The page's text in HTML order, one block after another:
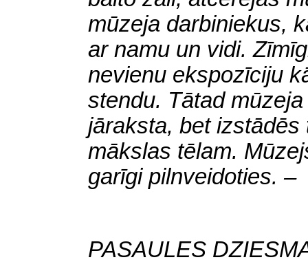
mūzeja darbiniekus,
ar namu un vidi.
nevienu ekspozīciju
stendu. Tātad
jāraksta, bet
mākslas tēlam.
garīgi pilnveidoties. –
PASAULES